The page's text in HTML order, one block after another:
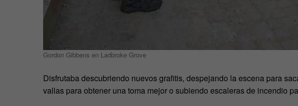
Gordon Gibbens en Ladbroke Grove
Disfrutaba descubriendo nuevos grafitis, despejando la escena para
vallas para obtener una toma mejor o subiendo escaleras de incendio